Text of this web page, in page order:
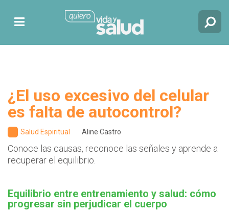
¿El uso excesivo del celular
es falta de autocontrol?
Salud Espiritual Aline Castro
Conoce las causas, reconoce las señales y aprende a
recuperar el equilibrio.
Equilibrio entre entrenamiento y salud: cómo
progresar sin perjudicar el cuerpo